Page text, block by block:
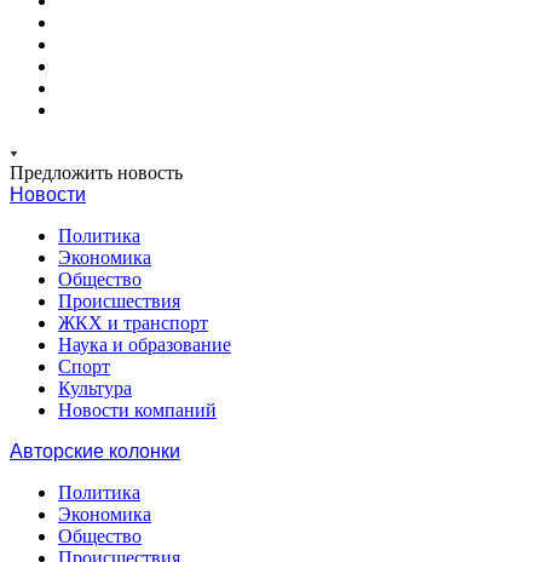
Предложить новость
Новости
Политика
Экономика
Общество
Происшествия
ЖКХ и транспорт
Наука и образование
Спорт
Культура
Новости компаний
Авторские колонки
Политика
Экономика
Общество
Происшествия